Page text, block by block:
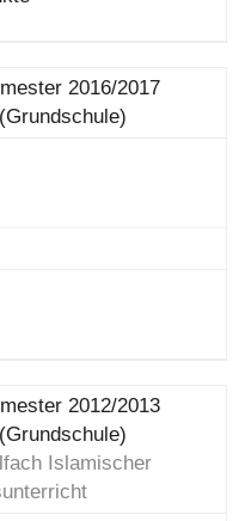
2016/2017
2012/2013
Islamischer